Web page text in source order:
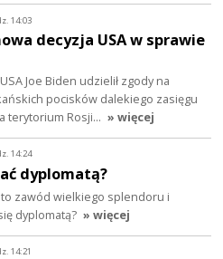
14:03
decyzja USA w sprawie
Joe Biden udzielił zgody na
pocisków dalekiego zasięgu
terytorium Rosji… » więcej
14:24
dyplomatą?
zawód wielkiego splendoru i
dyplomatą? » więcej
14:21